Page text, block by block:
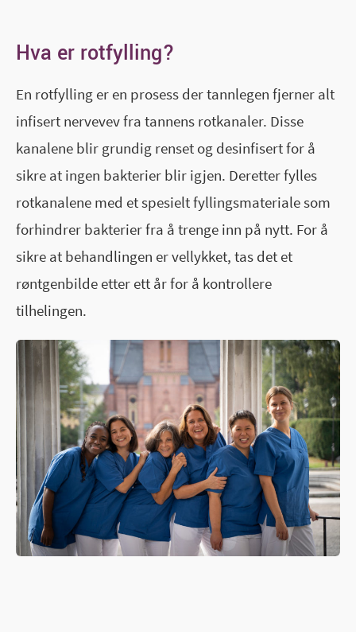
Hva er rotfylling?
En rotfylling er en prosess der tannlegen fjerner alt
infisert nervevev fra tannens rotkanaler. Disse
kanalene blir grundig renset og desinfisert for å
sikre at ingen bakterier blir igjen. Deretter fylles
rotkanalene med et spesielt fyllingsmateriale som
forhindrer bakterier fra å trenge inn på nytt. For å
sikre at behandlingen er vellykket, tas det et
røntgenbilde etter ett år for å kontrollere
tilhelingen.